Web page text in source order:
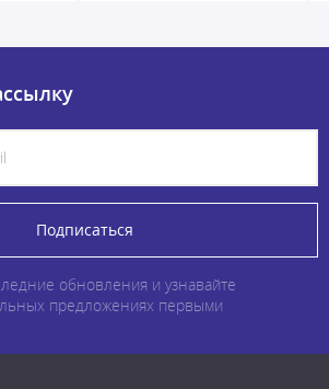
Подписаться
обновления и узнавайте
предложениях первыми